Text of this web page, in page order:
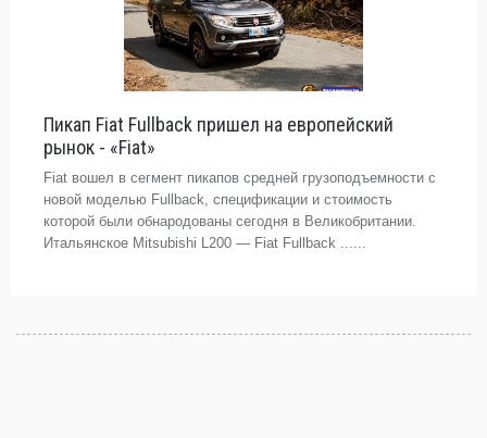
Пикап Fiat Fullback пришел на европейский
рынок - «Fiat»
Fiat вошел в сегмент пикапов средней грузоподъемности с
новой моделью Fullback, спецификации и стоимость
которой были обнародованы сегодня в Великобритании.
Итальянское Mitsubishi L200 — Fiat Fullback ......